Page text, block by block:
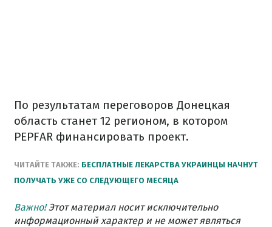
По результатам переговоров Донецкая
область станет 12 регионом, в котором
PEPFAR финансировать проект.
ЧИТАЙТЕ ТАКЖЕ: БЕСПЛАТНЫЕ ЛЕКАРСТВА УКРАИНЦЫ НАЧНУТ
ПОЛУЧАТЬ УЖЕ СО СЛЕДУЮЩЕГО МЕСЯЦА
Важно!Этот материал носит исключительно
информационный характер и не может являться